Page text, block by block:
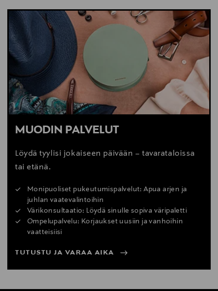
LUE VINKIT
MUODIN PALVELUT
Löydä tyylisi jokaiseen päivään – tavarataloissa
tai etänä.
Monipuoliset pukeutumispalvelut: Apua arjen ja
juhlan vaatevalintoihin
Värikonsultaatio: Löydä sinulle sopiva väripaletti
Ompelupalvelu: Korjaukset uusiin ja vanhoihin
vaatteisiisi
TUTUSTU JA VARAA AIKA